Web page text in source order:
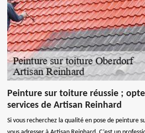
Peinture sur toiture réussie ;
services de Artisan Reinhard
Si vous recherchez la qualité en pose de peinture